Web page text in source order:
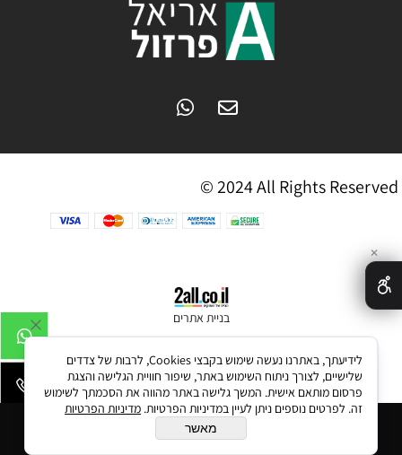
הוסף לסל
© 2024 All Rights Reserved
בניית אתרים
✕
לידיעתך, באתרנו נעשה שימוש בקבצי Cookies, לרבות של צדדים
שלישיים, לצורך ניתוח השימוש באתר, שיפור חוויית הגלישה והצגת
פרסום מותאם אישית. המשך גלישה באתר מהווה את הסכמתך לשימוש
זה. לפרטים נוספים ניתן לעיין במדיניות הפרטיות. מדיניות הפרטיות
מאשר